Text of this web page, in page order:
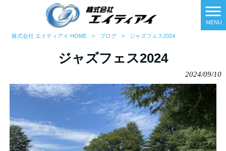
MENU
株式会社 エイティアイ HOME > ブログ > ジャズフェス2024
ジャズフェス2024
2024/09/10